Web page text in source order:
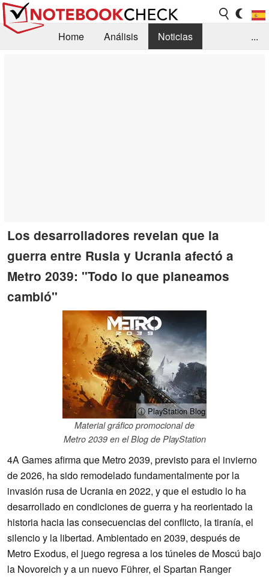
Home Análisis
Noticias
...
Los desarrolladores revelan que la
guerra entre Rusia y Ucrania afectó a
Metro 2039: "Todo lo que planeamos
cambió"
ⓘ PlayStation Blog
Material gráfico promocional de
Metro 2039 en el Blog de PlayStation
4A Games afirma que Metro 2039, previsto para el invierno
de 2026, ha sido remodelado fundamentalmente por la
invasión rusa de Ucrania en 2022, y que el estudio lo ha
desarrollado en condiciones de guerra y ha reorientado la
historia hacia las consecuencias del conflicto, la tiranía, el
silencio y la libertad. Ambientado en 2039, después de
Metro Exodus, el juego regresa a los túneles de Moscú bajo
la Novoreich y a un nuevo Führer, el Spartan Ranger